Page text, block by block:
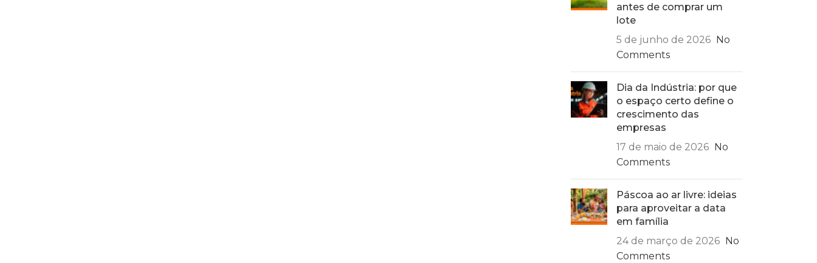
antes de comprar um
lote
5 de junho de 2026 No
Comments
Dia da Indústria: por que
o espaço certo define o
crescimento das
empresas
17 de maio de 2026 No
Comments
Páscoa ao ar livre: ideias
para aproveitar a data
em família
24 de março de 2026 No
Comments